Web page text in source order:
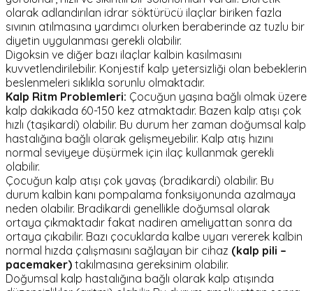
olarak adlandırılan idrar söktürücü ilaçlar biriken fazla
sıvının atılmasına yardımcı olurken beraberinde az tuzlu bir
diyetin uygulanması gerekli olabilir.
Digoksin ve diğer bazı ilaçlar kalbin kasılmasını
kuvvetlendirilebilir. Konjestif kalp yetersizliği olan bebeklerin
beslenmeleri sıklıkla sorunlu olmaktadır.
Kalp Ritm Problemleri: Çocuğun yaşına bağlı olmak üzere
kalp dakikada 60-150 kez atmaktadır. Bazen kalp atışı çok
hızlı (taşikardi) olabilir. Bu durum her zaman doğumsal kalp
hastalığına bağlı olarak gelişmeyebilir. Kalp atış hızını
normal seviyeye düşürmek için ilaç kullanmak gerekli
olabilir.
Çocuğun kalp atışı çok yavaş (bradikardi) olabilir. Bu
durum kalbin kanı pompalama fonksiyonunda azalmaya
neden olabilir. Bradikardi genellikle doğumsal olarak
ortaya çıkmaktadır fakat nadiren ameliyattan sonra da
ortaya çıkabilir. Bazı çocuklarda kalbe uyarı vererek kalbin
normal hızda çalışmasını sağlayan bir cihaz (kalp pili –
pacemaker) takılmasına gereksinim olabilir.
Doğumsal kalp hastalığına bağlı olarak kalp atışında